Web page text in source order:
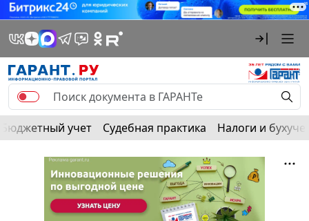
Бюджетный учет Судебная практика Налоги и